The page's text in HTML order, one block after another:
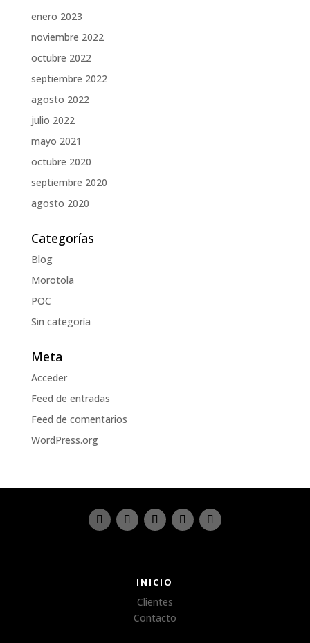
enero 2023
noviembre 2022
octubre 2022
septiembre 2022
agosto 2022
julio 2022
mayo 2021
octubre 2020
septiembre 2020
agosto 2020
Categorías
Blog
Morotola
POC
Sin categoría
Meta
Acceder
Feed de entradas
Feed de comentarios
WordPress.org
INICIO
Clientes
Contacto